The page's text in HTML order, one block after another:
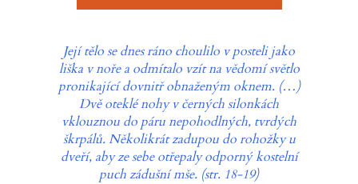
Její tělo se dnes ráno choulilo v posteli jako
liška v noře a odmítalo vzít na vědomí světlo
pronikající dovnitř obnaženým oknem. (…)
Dvě oteklé nohy v černých silonkách
vklouznou do páru nepohodlných, tvrdých
škrpálů. Několikrát zadupou do rohožky u
dveří, aby ze sebe otřepaly odporný kostelní
puch zádušní mše. (str. 18-19)